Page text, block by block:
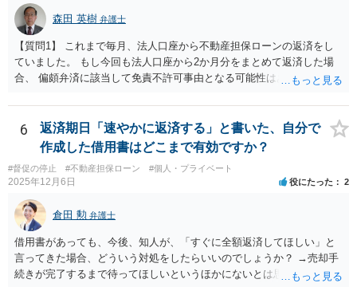
とのことですが、残念ながら、現在の都市綜研インベストファンド
は、任意の請求や解除通知に対して積極的に対応している状況にはあ
りません。実際、弁護士名で送付した内容証明に対しても何ら回答が
ないケースが少なくありません。そのため、現状では、内容証明やメ
ールのみで返還を受けることは難しく、法的手続を取らなければ実質
的に交渉のテーブルにも乗らないというのが実情です。 ご相談の「み
んなで大家さん43号」については、令和８年７月３１日が償還期限到
来の時期になると思われますので、解除による出資金返還請求をしな
がら、期間満了による償還請求訴訟もにらんだ形で訴訟提起をするこ
とが考えられます。もっとも、現在は都市綜研インベストファンドと
の間で裁判上の和解が成立した案件についても、和解で約束された分
割金の支払いが遅延しているとの報告が複数寄せられています。した
がって、訴訟を提起したとしても必ず回収できるとは申し上げられま
せん。 しかしながら、 ①会社から返答がない ②任意交渉が機能して
いない ③資金繰り上のご事情がある ④償還期限が到来する という現
状を踏まえますと、何もせずに待ち続けるよりは、リスクを承知の上
でも訴訟提起を検討する方がよいケースではないかと考えておりま
す。何もしなければ回収をすることはできません。みんなで大家さん4
森田 英樹 弁護士
【質問1】 これまで毎月、法人口座から不動産担保ローンの返済をし
ていました。 もし今回も法人口座から2か月分をまとめて返済した場
合、 偏頗弁済に該当して免責不許可事由となる可能性はありますか？
ています。 【質問2】 仮に母が代わりに返済する場合、母名義の口座
から不動産担保ローン会社に対して 2か月分を直接支払うことに問題
はありますか？ 【質問3】 質問2のように、債務者以外の第三者（親
族）が代位弁済を行うことは、 不動産担保ローン会社として一般的に
認められるものでしょうか？ ・・・各質問に対しては いずれも法的
に問題ないと思いますが 兄弟などが債権者に、弁済するなどして共
有持分を取り戻す予定があるとの前提に立ったとしても 現時点で
お母さまの負担で ２か月分を支払う必要があるのか そのメリット
がどれだけあるか 破産申立てに必要な費用の準備に支障をきたさな
いか という点を含めて 再検討すべきでしょう。 一刻も早く 倒
産処理に精通した弁護士に相談して 方針を決定するのが一番でしょ
6
返済期日「速やかに返済する」と書いた、自分で
作成した借用書はどこまで有効ですか？
#督促の停止 #不動産担保ローン #個人・プライベート
2025年12月6日 役にたった 2
倉田 勲 弁護士
借用書があっても、今後、知人が、「すぐに全額返済してほしい」と
言ってきた場合、どういう対処をしたらいいのでしょうか？ →売却手
続きが完了するまで待ってほしいというほかにないとは思います。 仮